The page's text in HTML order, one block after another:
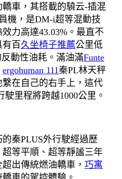
車，其搭載的驍云-插混
機，是DM-i超等混動技
力高達43.03%。最直不
百久坐椅子推薦公里低
反動性油耗。滿油滿Funte
ergohuman 111秦PL林天秤
在自己的右手上，這代
里程將跨越1000公里。
秦PLUS外行駛經過歷
等平順、超等靜謐三年
出傳統燃油轎車， 巧寓